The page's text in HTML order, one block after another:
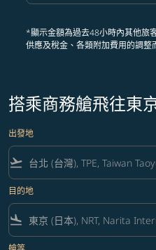
*顯示金額為過去48小時內其他旅
供應及稅金、各類附加費用的調整
搭乘商務艙飛往東
出發地
flight_takeoff
目的地
flight_land